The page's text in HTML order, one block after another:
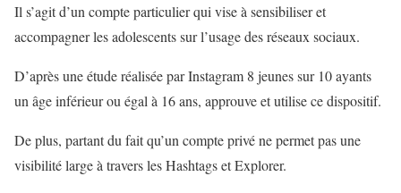
Il s’agit d’un compte particulier qui vise à sensibiliser et
accompagner les adolescents sur l’usage des réseaux sociaux.
D’après une étude réalisée par Instagram 8 jeunes sur 10 ayants
un âge inférieur ou égal à 16 ans, approuve et utilise ce dispositif.
De plus, partant du fait qu’un compte privé ne permet pas une
visibilité large à travers les Hashtags et Explorer.